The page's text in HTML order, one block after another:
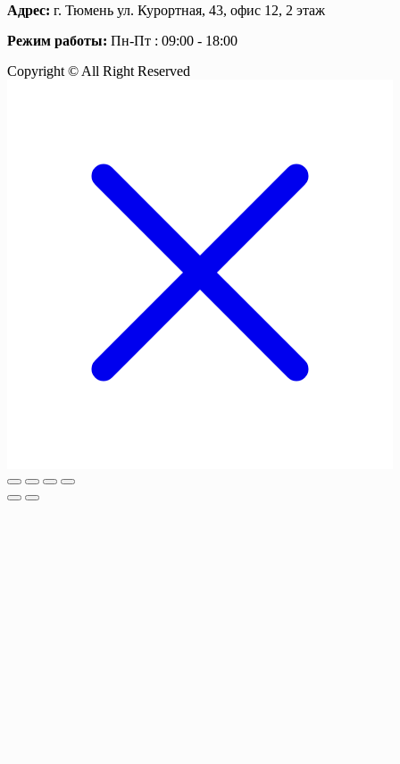
Адрес: г. Тюмень ул. Курортная, 43, офис 12, 2 этаж
Режим работы: Пн-Пт : 09:00 - 18:00
Copyright © All Right Reserved